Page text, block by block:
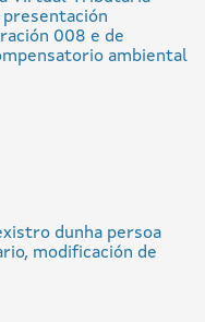
008 e de
ambiental
dunha persoa
modificación de